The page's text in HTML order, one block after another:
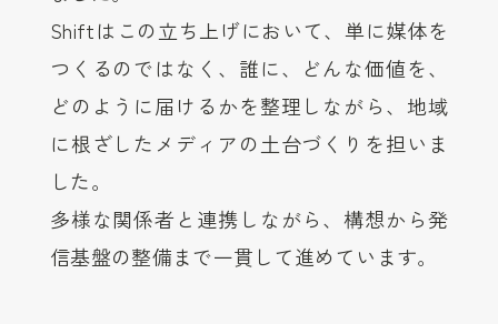
Shiftはこの立ち上げにおいて、単に媒体を
つくるのではなく、誰に、どんな価値を、
どのように届けるかを整理しながら、地域
に根ざしたメディアの土台づくりを担いま
した。
多様な関係者と連携しながら、構想から発
信基盤の整備まで一貫して進めています。